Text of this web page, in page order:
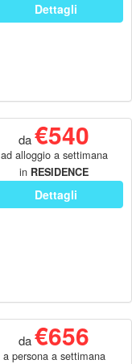
Dettagli
da€540
ad alloggio a settimana
in RESIDENCE
Dettagli
da€656
a persona a settimana